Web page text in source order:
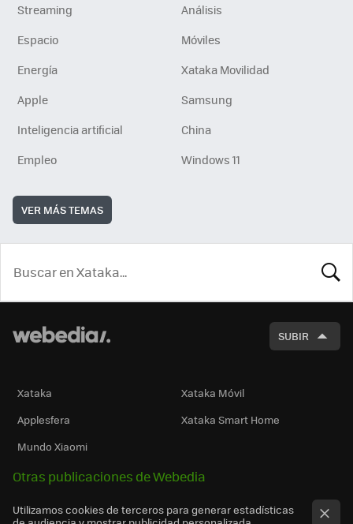
Streaming
Análisis
Espacio
Móviles
Energía
Xataka Movilidad
Apple
Samsung
Inteligencia artificial
China
Empleo
Windows 11
VER MÁS TEMAS
SUBIR
Xataka
Xataka Móvil
Applesfera
Xataka Smart Home
Mundo Xiaomi
Otras publicaciones de Webedia
Utilizamos cookies de terceros para generar estadísticas